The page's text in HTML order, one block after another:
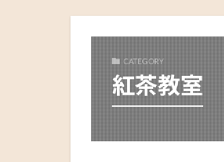
CATEGORY
紅茶教室